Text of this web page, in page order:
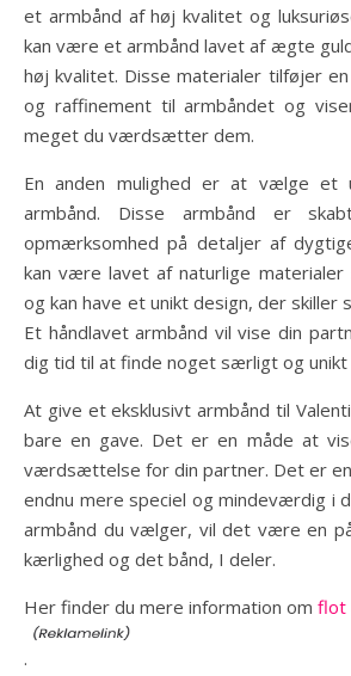
et armbånd af høj kvalitet og
kan være et armbånd lavet af ægte
høj kvalitet. Disse materialer tilføjer
og raffinement til armbåndet og
meget du værdsætter dem.
En anden mulighed er at vælge et
armbånd. Disse armbånd er
opmærksomhed på detaljer af
kan være lavet af naturlige
og kan have et unikt design, der skiller
Et håndlavet armbånd vil vise din
dig tid til at finde noget særligt og unikt
At give et eksklusivt armbånd til
bare en gave. Det er en måde at
værdsættelse for din partner. Det er
endnu mere speciel og mindeværdig i
armbånd du vælger, vil det være en
kærlighed og det bånd, I deler.
Her finder du mere information om flot
.